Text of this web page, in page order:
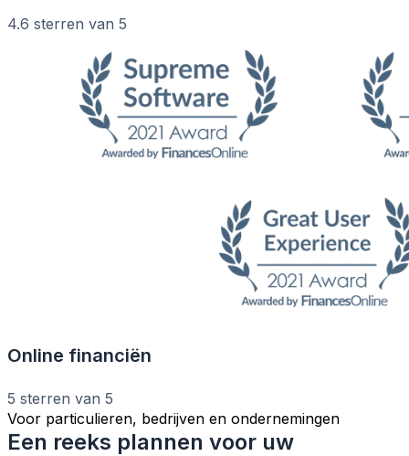
4.6 sterren van 5
Online financiën
5 sterren van 5
Voor particulieren, bedrijven en ondernemingen
Een reeks plannen voor uw